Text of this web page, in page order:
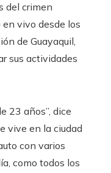
del crimen
vivo desde los
de Guayaquil,
sus actividades
23 años”, dice
vive en la ciudad
con varios
como todos los